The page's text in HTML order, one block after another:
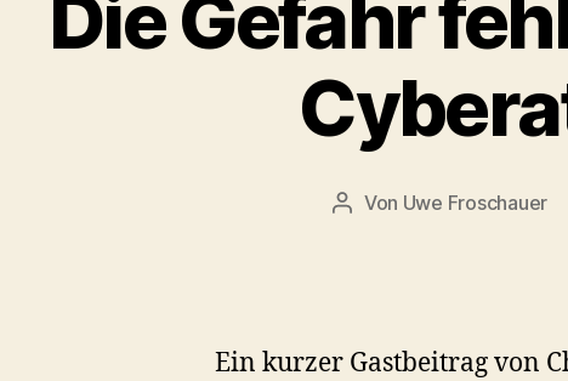
Die Gefahr
Beitragsautor
Von Uwe Froschauer
Ein kurzer Gastbeitrag von